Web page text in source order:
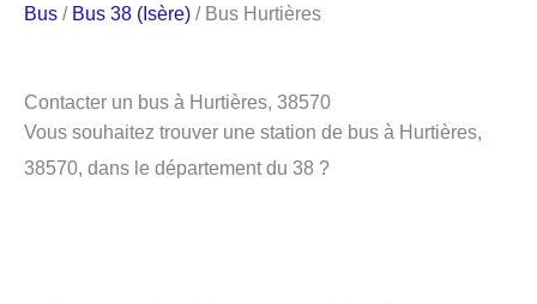
Bus / Bus 38 (Isère) / Bus Hurtières
Contacter un bus à Hurtières, 38570
Vous souhaitez trouver une station de bus à Hurtières,
38570, dans le département du 38 ?